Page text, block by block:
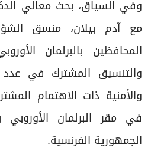
وفي السياق، بحث معالي
مع آدم بيلان، منسق
المحافظين بالبرلمان
والتنسيق المشترك في عدد
والأمنية ذات الاهتمام
في مقر البرلمان
الجمهورية الفرنسية.